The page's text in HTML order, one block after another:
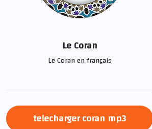
Le Coran
Le Coran en français
telecharger coran mp3